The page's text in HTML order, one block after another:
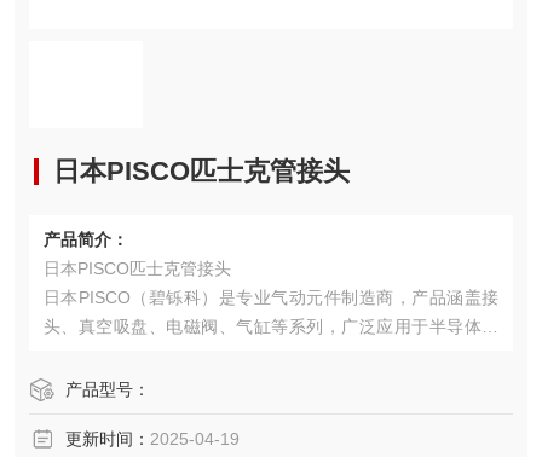
日本PISCO匹士克管接头
产品简介：
日本PISCO匹士克管接头
日本PISCO（碧铄科）是专业气动元件制造商，产品涵盖接
头、真空吸盘、电磁阀、气缸等系列，广泛应用于半导体、
产品型号：
更新时间： 2025-04-19